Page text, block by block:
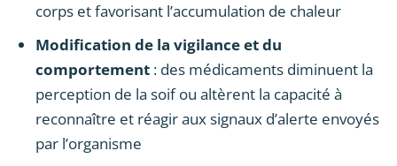
corps et favorisant l’accumulation de chaleur
Modification de la vigilance et du
comportement : des médicaments diminuent la
perception de la soif ou altèrent la capacité à
reconnaître et réagir aux signaux d’alerte envoyés
par l’organisme